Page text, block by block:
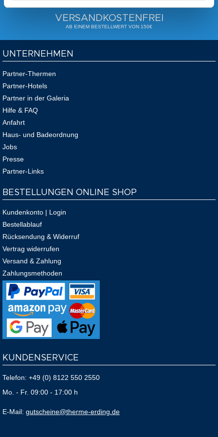
VERSANDKOSTENFREI
AB EINEM BESTELLWERT VON 150€
UNTERNEHMEN
Partner-Thermen
Partner-Hotels
Partner in der Galeria
Hilfe & FAQ
Anfahrt
Haus- und Badeordnung
Jobs
Presse
Partner-Links
BESTELLUNGEN ONLINE SHOP
Kundenkonto | Login
Bestellablauf
Rücksendung & Widerruf
Vertrag widerrufen
Versand & Zahlung
Zahlungsmethoden
KUNDENSERVICE
Telefon: +49 (0) 8122 550 2550
Mo. - Fr. 09:00 - 17:00 h
E-Mail: gutscheine@therme-erding.de